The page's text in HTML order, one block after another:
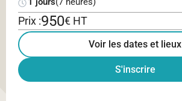
Prix :950€ HT
Voir les dates et lieux
S'inscrire